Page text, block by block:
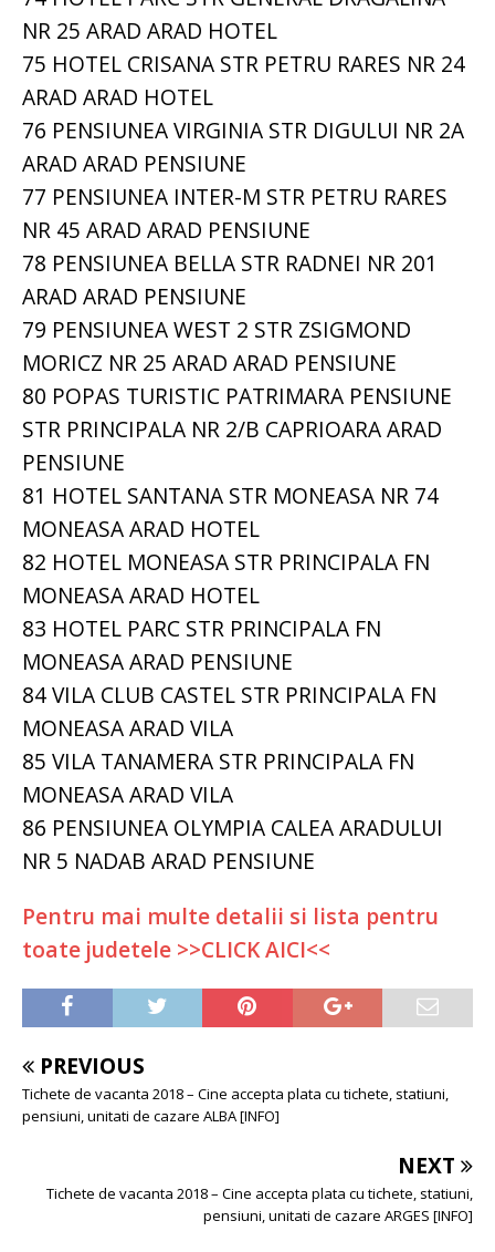
NR 25 ARAD ARAD HOTEL
75 HOTEL CRISANA STR PETRU RARES NR 24
ARAD ARAD HOTEL
76 PENSIUNEA VIRGINIA STR DIGULUI NR 2A
ARAD ARAD PENSIUNE
77 PENSIUNEA INTER-M STR PETRU RARES
NR 45 ARAD ARAD PENSIUNE
78 PENSIUNEA BELLA STR RADNEI NR 201
ARAD ARAD PENSIUNE
79 PENSIUNEA WEST 2 STR ZSIGMOND
MORICZ NR 25 ARAD ARAD PENSIUNE
80 POPAS TURISTIC PATRIMARA PENSIUNE
STR PRINCIPALA NR 2/B CAPRIOARA ARAD
PENSIUNE
81 HOTEL SANTANA STR MONEASA NR 74
MONEASA ARAD HOTEL
82 HOTEL MONEASA STR PRINCIPALA FN
MONEASA ARAD HOTEL
83 HOTEL PARC STR PRINCIPALA FN
MONEASA ARAD PENSIUNE
84 VILA CLUB CASTEL STR PRINCIPALA FN
MONEASA ARAD VILA
85 VILA TANAMERA STR PRINCIPALA FN
MONEASA ARAD VILA
86 PENSIUNEA OLYMPIA CALEA ARADULUI
NR 5 NADAB ARAD PENSIUNE
Pentru mai multe detalii si lista pentru
toate judetele >>CLICK AICI<<
PREVIOUS
Tichete de vacanta 2018 – Cine accepta plata cu tichete, statiuni,
pensiuni, unitati de cazare ALBA [INFO]
NEXT
Tichete de vacanta 2018 – Cine accepta plata cu tichete, statiuni,
pensiuni, unitati de cazare ARGES [INFO]